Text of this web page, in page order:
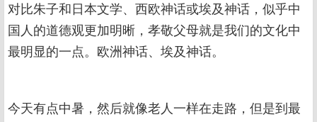
对比朱子和日本文学、西欧神话或埃及神话，似乎中
国人的道德观更加明晰，孝敬父母就是我们的文化中
最明显的一点。欧洲神话、埃及神话。
今天有点中暑，然后就像老人一样在走路，但是到最